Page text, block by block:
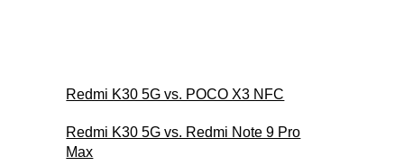
Redmi K30 5G vs. POCO X3 NFC
Redmi K30 5G vs. Redmi Note 9 Pro
Max